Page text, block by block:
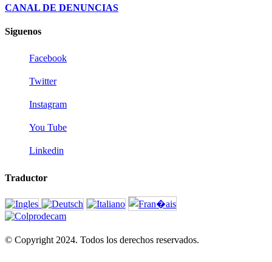
CANAL DE DENUNCIAS
Siguenos
Facebook
Twitter
Instagram
You Tube
Linkedin
Traductor
© Copyright 2024. Todos los derechos reservados.